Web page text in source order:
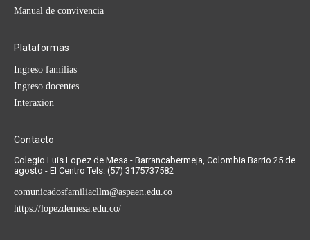
Manual de convivencia
Plataformas
Ingreso familias
Ingreso docentes
Interaxion
Contacto
Colegio Luis Lopez de Mesa - Barrancabermeja, Colombia Barrio 25 de
agosto - El Centro Tels: (57) 3175737582
comunicadosfamiliacllm@aspaen.edu.co
https://lopezdemesa.edu.co/